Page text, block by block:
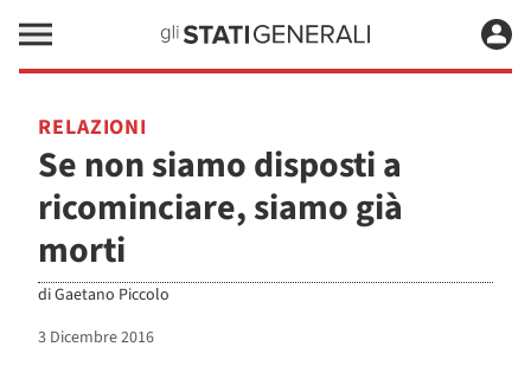
RELAZIONI
Se non siamo disposti a
ricominciare, siamo già
morti
diGaetano Piccolo
3 Dicembre 2016